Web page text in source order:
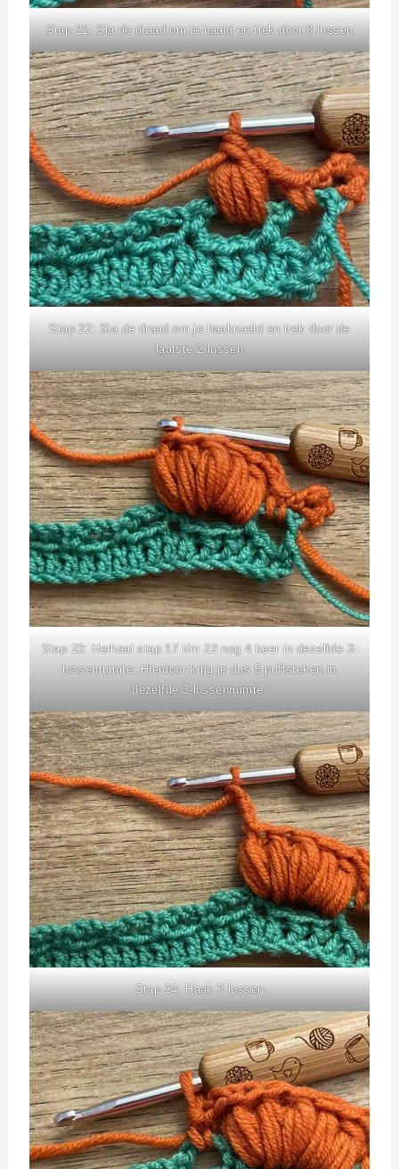
Stap 21: Sla de draad om je naald en trek door 8 lussen
Stap 22: Sla de draad om je haaknaald en trek door de
laatste 2 lussen
Stap 23: Herhaal stap 17 t/m 22 nog 4 keer in dezelfde 3-
lossenruimte. Hierdoor krijg je dus 5 puffsteken in
dezelfde 3-lossenruimte.
Stap 24: Haak 3 lossen